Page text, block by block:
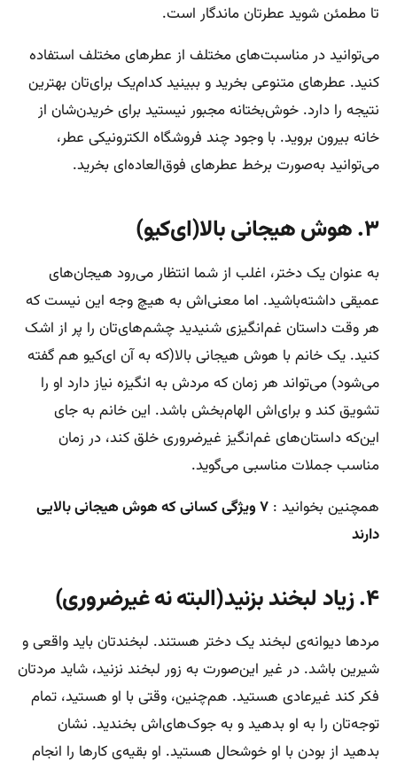
تا مطمئن شوید عطرتان ماندگار است.
می‌توانید در مناسبت‌های مختلف از عطرهای مختلف استفاده
کنید. عطرهای متنوعی بخرید و ببینید کدام‌یک برای‌تان بهترین
نتیجه را دارد. خوش‌بختانه مجبور نیستید برای خریدن‌شان از
خانه بیرون بروید. با وجود چند فروشگاه الکترونیکی عطر،
می‌توانید به‌صورت برخط عطرهای فوق‌العاده‌ای بخرید.
۳. هوش هیجانی بالا(ای‌کیو)
به عنوان یک دختر، اغلب از شما انتظار می‌رود هیجان‌های
عمیقی داشته‌باشید. اما معنی‌اش به هیچ وجه این نیست که
هر وقت داستان غم‌انگیزی شنیدید چشم‌های‌تان را پر از اشک
کنید. یک خانم با هوش هیجانی بالا(که به آن ای‌کیو هم گفته
می‌شود) می‌تواند هر زمان که مردش به انگیزه نیاز دارد او را
تشویق کند و برای‌اش الهام‌بخش باشد. این خانم به جای
این‌که داستان‌های غم‌انگیز غیرضروری خلق کند، در زمان
مناسب جملات مناسبی می‌گوید.
همچنین بخوانید :
۷ ویژگی کسانی که هوش هیجانی بالایی
دارند
۴. زیاد لبخند بزنید(البته نه غیرضروری)
مردها دیوانه‌ی لبخند یک دختر هستند. لبخندتان باید واقعی و
شیرین باشد. در غیر این‌صورت به زور لبخند نزنید، شاید مردتان
فکر کند غیرعادی هستید. هم‌چنین، وقتی با او هستید، تمام
توجه‌تان را به او بدهید و به جوک‌های‌اش بخندید. نشان
بدهید از بودن با او خوشحال هستید. او بقیه‌ی کارها را انجام